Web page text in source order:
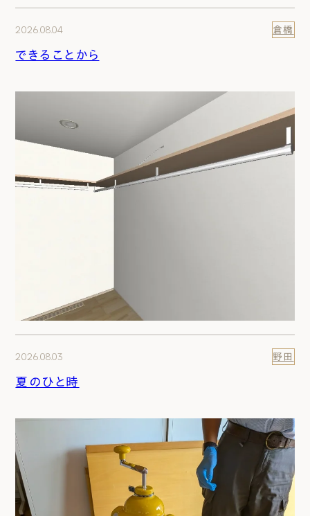
2026.08.04 倉橋
できることから
2026.08.03 野田
夏のひと時